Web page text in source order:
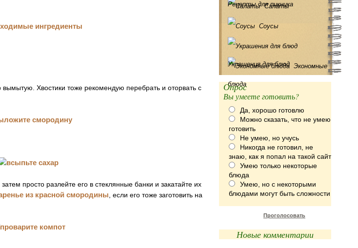
Хвостики тоже рекомендую перебрать и оторвать с
просто разлейте его в стеклянные банки и закатайте их
из красной смородины , если его тоже заготовить на
Рецепты для пикника
Салаты
Соусы
Украшения для блюд Экономные
блюда
Опрос
Вы умеете готовить?
Да, хорошо готовлю
Можно сказать, что не умею
готовить
Не умею, но учусь
Никогда не готовил, не
знаю, как я попал на такой сайт
Умею только некоторые
блюда
Умею, но с некоторыми
блюдами могут быть сложности
Проголосовать
Новые комментарии